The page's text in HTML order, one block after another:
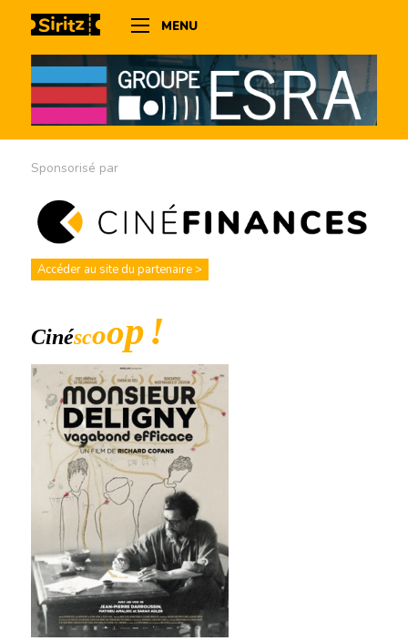
MENU
Sponsorisé par
Accéder au site du partenaire >